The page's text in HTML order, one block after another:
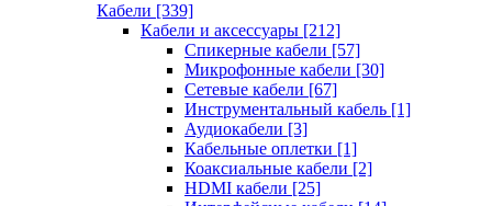
Кабели [339]
Кабели и аксессуары [212]
Спикерные кабели [57]
Микрофонные кабели [30]
Сетевые кабели [67]
Инструментальный кабель [1]
Аудиокабели [3]
Кабельные оплетки [1]
Коаксиальные кабели [2]
HDMI кабели [25]